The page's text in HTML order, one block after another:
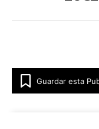
Guardar esta